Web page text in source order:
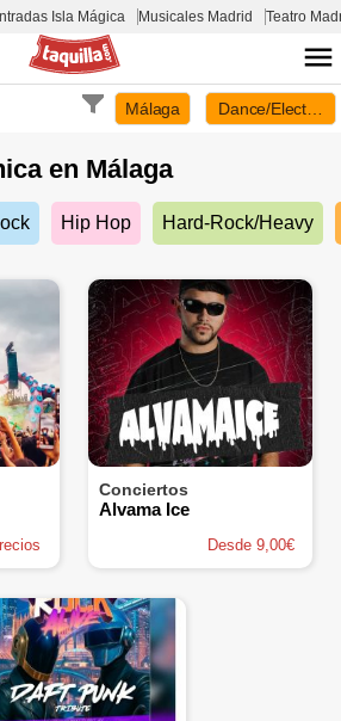
Isla Mágica Musicales Madrid Teatro
Málaga Dance/
en Málaga
Hip Hop Hard-Rock/Heavy
Conciertos
Alvama Ice
Desde 9,00€